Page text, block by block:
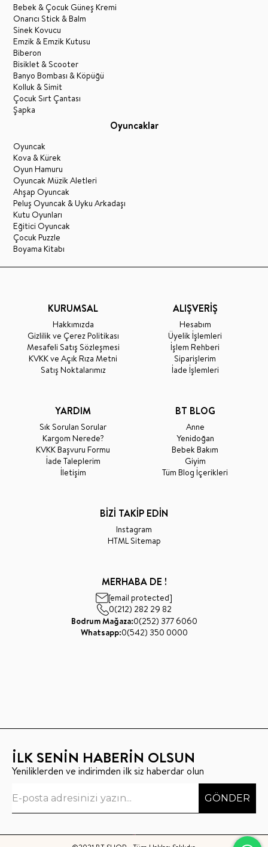
Bebek & Çocuk Güneş Kremi
Onarıcı Stick & Balm
Sinek Kovucu
Emzik & Emzik Kutusu
Biberon
Bisiklet & Scooter
Banyo Bombası & Köpüğü
Kolluk & Simit
Çocuk Sırt Çantası
Şapka
Oyuncaklar
Oyuncak
Kova & Kürek
Oyun Hamuru
Oyuncak Müzik Aletleri
Ahşap Oyuncak
Peluş Oyuncak & Uyku Arkadaşı
Kutu Oyunları
Eğitici Oyuncak
Çocuk Puzzle
Boyama Kitabı
KURUMSAL
Hakkımızda
Gizlilik ve Çerez Politikası
Mesafeli Satış Sözleşmesi
KVKK ve Açık Rıza Metni
Satış Noktalarımız
ALIŞVERİŞ
Hesabım
Üyelik İşlemleri
İşlem Rehberi
Siparişlerim
İade İşlemleri
YARDIM
Sık Sorulan Sorular
Kargom Nerede?
KVKK Başvuru Formu
İade Taleplerim
İletişim
BT BLOG
Anne
Yenidoğan
Bebek Bakım
Giyim
Tüm Blog İçerikleri
BİZİ TAKİP EDİN
Instagram
HTML Sitemap
MERHABA DE !
[email protected]
0(212) 282 29 82
Bodrum Mağaza:0(252) 377 6060
Whatsapp:0(542) 350 0000
İLK SENİN HABERİN OLSUN
Yeniliklerden ve indirimden ilk siz haberdar olun
GÖNDER